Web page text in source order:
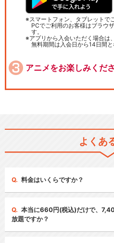
スマートフォン、タブレットで
PCでご利用のお客様はブラウ
す。
アプリから入会いただく場合は
無料期間は入会日から14日間と
アニメをお楽しみくだ
よくあ
料金はいくらですか？
本当に660円(税込)だけで、
放題ですか？